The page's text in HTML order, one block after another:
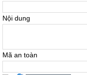
Nội dung
Mã an toàn